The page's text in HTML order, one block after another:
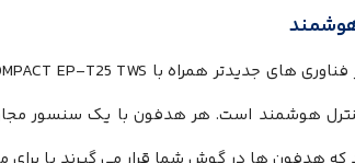
هوشمند است. هر هدفون با یک سنسور